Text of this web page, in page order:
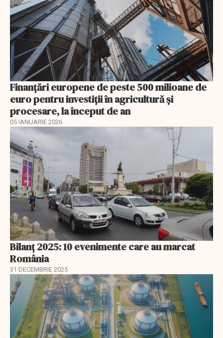
Finanţări europene de peste 500 milioane de
euro pentru investiţii în agricultură şi
procesare, la început de an
05 IANUARIE 2026
Bilanț 2025: 10 evenimente care au marcat
România
31 DECEMBRIE 2025